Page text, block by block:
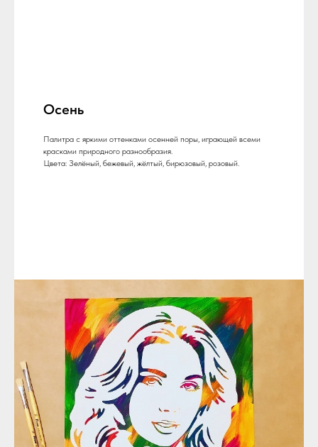
Осень
Палитра с яркими оттенками осенней поры, играющей всеми
красками природного разнообразия.
Цвета: Зелёный, бежевый, жёлтый, бирюзовый, розовый.